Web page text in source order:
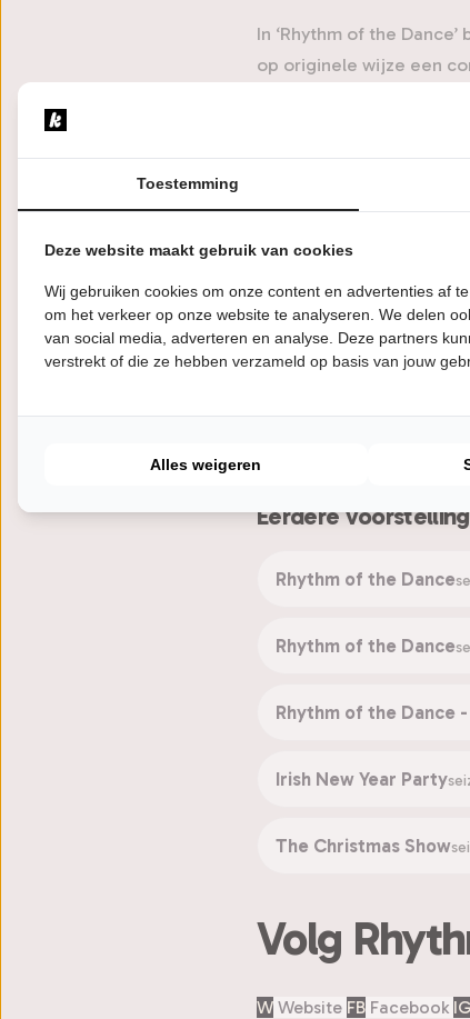
In ‘Rhythm of the
op originele wijze een
Rhythm of the Dance is
oogst lof van zowel
mensen in 50 landen de
Oorsprong van de Show
Sinds de oprichting van
door de Verenigde
zich ontwikkelen
choreograaf en
bezoekers altijd nieuwe
Eerdere
Rhythm of the Dance
Rhythm of the Dance
Rhythm of the Dance
Irish New Year Party
The Christmas Show
Volg
W Website FB Facebook IG
Toestemming
Deze website maakt gebruik van cookies
Wij gebruiken cookies om onze content en advertenties af
om het verkeer op onze website te analyseren. We delen
van social media, adverteren en analyse. Deze partners
verstrekt of die ze hebben verzameld op basis van jouw
Alles weigeren